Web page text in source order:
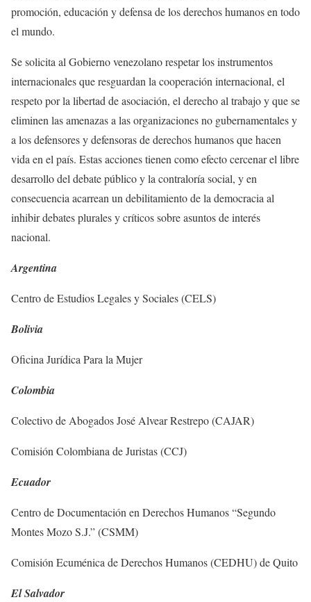
promoción, educación y defensa de los derechos humanos en todo
el mundo.
Se solicita al Gobierno venezolano respetar los instrumentos
internacionales que resguardan la cooperación internacional, el
respeto por la libertad de asociación, el derecho al trabajo y que se
eliminen las amenazas a las organizaciones no gubernamentales y
a los defensores y defensoras de derechos humanos que hacen
vida en el país. Estas acciones tienen como efecto cercenar el libre
desarrollo del debate público y la contraloría social, y en
consecuencia acarrean un debilitamiento de la democracia al
inhibir debates plurales y críticos sobre asuntos de interés
nacional.
Argentina
Centro de Estudios Legales y Sociales (CELS)
Bolivia
Oficina Jurídica Para la Mujer
Colombia
Colectivo de Abogados José Alvear Restrepo (CAJAR)
Comisión Colombiana de Juristas (CCJ)
Ecuador
Centro de Documentación en Derechos Humanos “Segundo
Montes Mozo S.J.” (CSMM)
Comisión Ecuménica de Derechos Humanos (CEDHU) de Quito
El Salvador